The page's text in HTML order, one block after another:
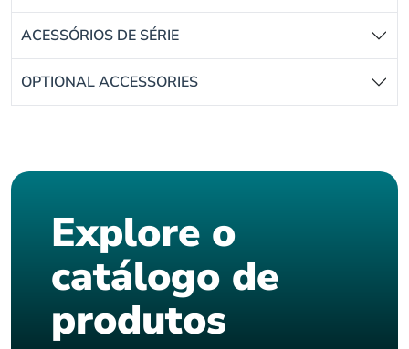
ACESSÓRIOS DE SÉRIE
OPTIONAL ACCESSORIES
Explore o
catálogo de
produtos